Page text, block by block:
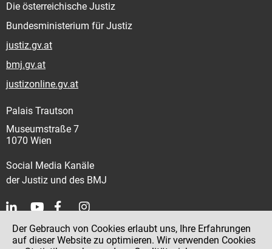
Die österreichische Justiz
Bundesministerium für Justiz
justiz.gv.at
bmj.gv.at
justizonline.gv.at
Palais Trautson
Museumstraße 7
1070 Wien
Social Media Kanäle
der Justiz und des BMJ
Kontakt
Der Gebrauch von Cookies erlaubt uns, Ihre Erfahrungen
auf dieser Website zu optimieren. Wir verwenden Cookies